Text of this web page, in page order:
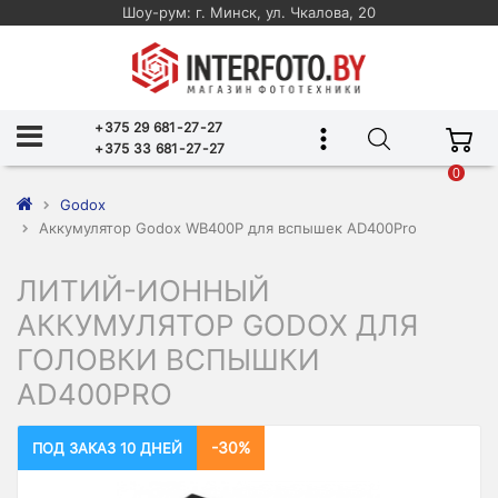
Шоу-рум: г. Минск, ул. Чкалова, 20
+375 29 681-27-27
+375 33 681-27-27
0
Godox
Аккумулятор Godox WB400P для вспышек AD400Pro
ЛИТИЙ-ИОННЫЙ
АККУМУЛЯТОР GODOX ДЛЯ
ГОЛОВКИ ВСПЫШКИ
AD400PRO
ПОД ЗАКАЗ 10 ДНЕЙ -30%